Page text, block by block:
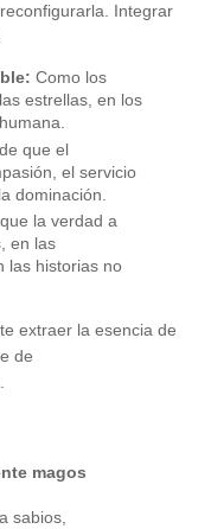
Integrar
Como los
estrellas, en los
que el
el servicio
dominación.
la verdad a
en las
las historias no
extraer la esencia de
de
magos
sabios,